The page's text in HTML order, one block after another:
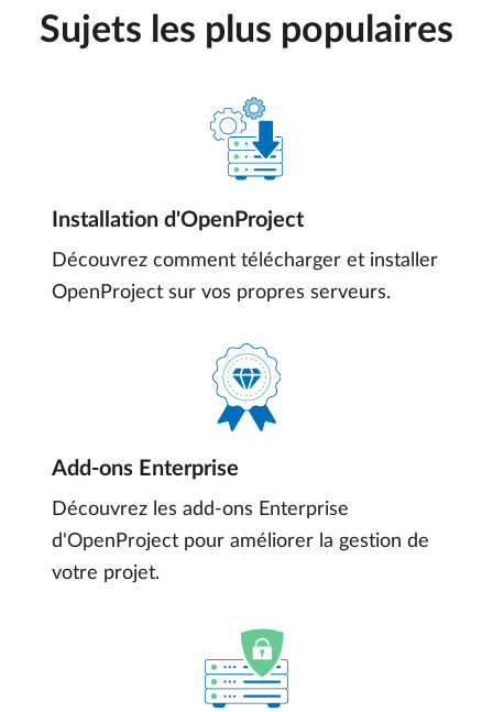
Sujets les plus populaires
Installation d'OpenProject
Découvrez comment télécharger et installer
OpenProject sur vos propres serveurs.
Add-ons Enterprise
Découvrez les add-ons Enterprise
d'OpenProject pour améliorer la gestion de
votre projet.